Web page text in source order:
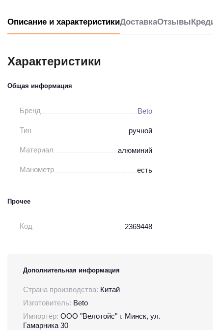
Описание и характеристикиДоставкаОтзывы
Характеристики
Общая информация
Бренд Beto
Тип ручной
Материал алюминий
Манометр есть
Прочее
Код 2369448
Дополнительная информация
Страна производства: Китай
Изготовитель: Beto
Импортёр: ООО "Велотойс" г. Минск, ул.
Гамарника 30